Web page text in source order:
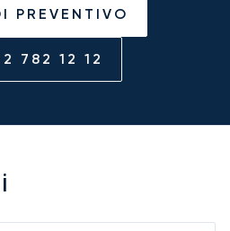
PREVENTIVO
782 12 12